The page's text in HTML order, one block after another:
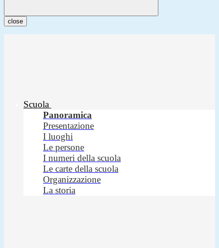
close
Scuola
Panoramica
Presentazione
I luoghi
Le persone
I numeri della scuola
Le carte della scuola
Organizzazione
La storia